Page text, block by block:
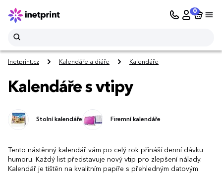
0
Inetprint.cz Kalendáře a diáře Kalendáře
Kalendáře s vtipy
Stolní kalendáře Firemní kalendáře
Tento nástěnný kalendář vám po celý rok přináší denní dávku
humoru. Každý list představuje nový vtip pro zlepšení nálady.
Kalendář je tištěn na kvalitním papíře s přehledným datovým